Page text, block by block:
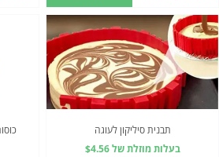
תבנית סיליקון לעוגה
בעלות מוזלת של $4.56